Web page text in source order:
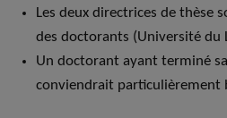
Les deux directrices de thèse
des doctorants (Université du
Un doctorant ayant terminé
conviendrait particulièrement